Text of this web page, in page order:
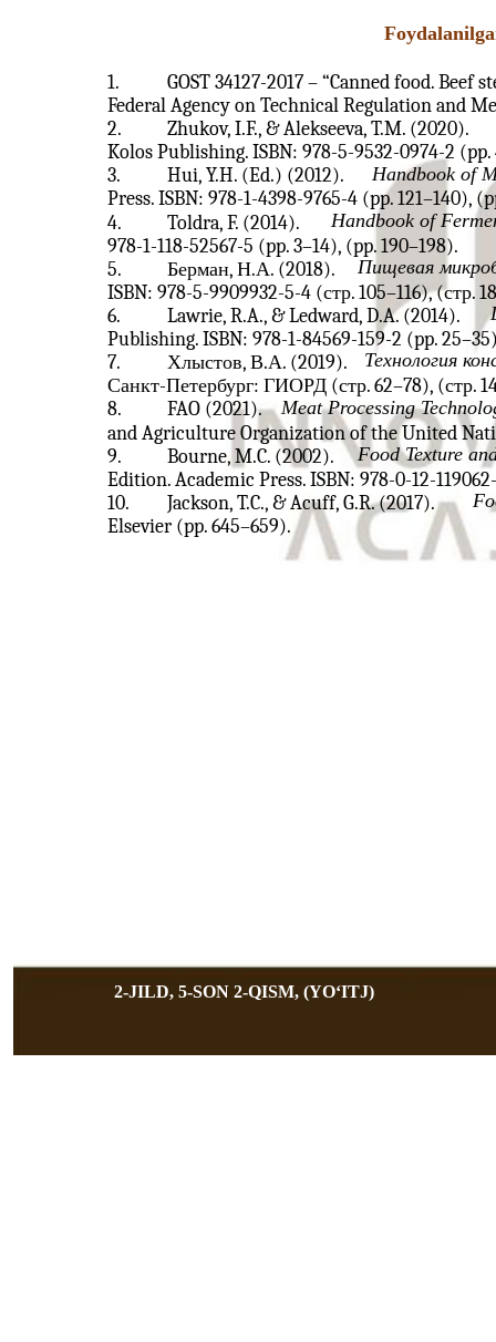
2-JILD, 5-SON 2-QISM, (YOʻITJ)
1.
GOST 34127-2017 – “Canned food. Beef
Federal Agency on Technical Regulation and
2.
Zhukov, I.F., & Alekseeva, T.M. (2020).
Kolos Publishing. ISBN: 978-5-9532-0974-2 (pp.
3.
Hui, Y.H. (Ed.) (2012). Handbook of
Press. ISBN: 978-1-4398-9765-4 (pp. 121–140),
4.
Toldra, F. (2014). Handbook of
978-1-118-52567-5 (pp. 3–14), (pp. 190–198).
5.
Берман, Н.А. (2018). Пищевая
ISBN: 978-5-9909932-5-4 (стр. 105–116), (стр.
6.
Lawrie, R.A., & Ledward, D.A. (2014).
Publishing. ISBN: 978-1-84569-159-2 (pp.
7.
Хлыстов, В.А. (2019). Технология
Санкт-Петербург: ГИОРД (стр. 62–78), (стр.
8.
FAO (2021). Meat Processing
and Agriculture Organization of the United
9.
Bourne, M.C. (2002). Food Texture
Edition. Academic Press. ISBN: 978-0-12-
10.
Jackson, T.C., & Acuff, G.R. (2017).
Elsevier (pp. 645–659).